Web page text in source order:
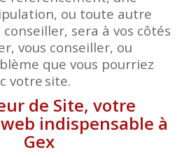
ou toute autre
sera à vos côtés
vous conseiller, ou
que vous pourriez
votre site.
de Site, votre
indispensable à
Gex